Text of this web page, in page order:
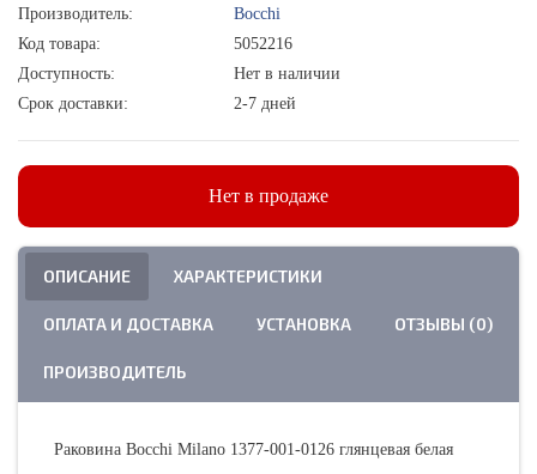
Производитель:
Bocchi
Код товара:
5052216
Доступность:
Нет в наличии
Срок доставки:
2-7 дней
Нет в продаже
ОПИСАНИЕ ХАРАКТЕРИСТИКИ
ОПЛАТА И ДОСТАВКА УСТАНОВКА ОТЗЫВЫ (0)
ПРОИЗВОДИТЕЛЬ
Раковина Bocchi Milano 1377-001-0126 глянцевая белая